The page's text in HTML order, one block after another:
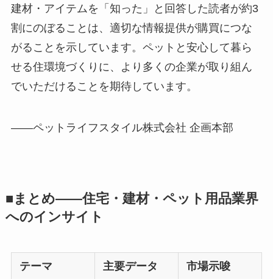
建材・アイテムを「知った」と回答した読者が約3
割にのぼることは、適切な情報提供が購買につな
がることを示しています。ペットと安心して暮ら
せる住環境づくりに、より多くの企業が取り組ん
でいただけることを期待しています。
——ペットライフスタイル株式会社 企画本部
■まとめ——住宅・建材・ペット用品業界
へのインサイト
テーマ 主要データ 市場示唆